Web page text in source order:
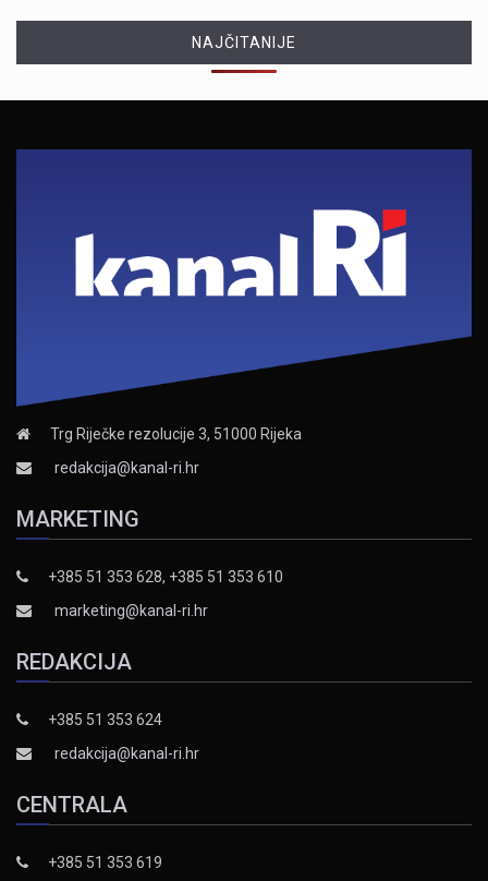
NAJČITANIJE
Trg Riječke rezolucije 3, 51000 Rijeka
redakcija@kanal-ri.hr
MARKETING
+385 51 353 628, +385 51 353 610
marketing@kanal-ri.hr
REDAKCIJA
+385 51 353 624
redakcija@kanal-ri.hr
CENTRALA
+385 51 353 619